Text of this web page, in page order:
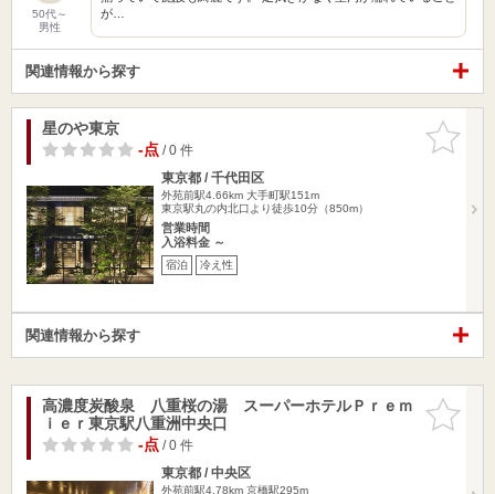
50代～
男性
が…
関連情報から探す
お気に入
りに追加
星のや東京
-点/ 0 件
東京都 / 千代田区
外苑前駅4.66km 大手町駅151m
東京駅丸の内北口より徒歩10分（850m）
営業時間
入浴料金 ～
宿泊 冷え性
関連情報から探す
お気に入
りに追加
高濃度炭酸泉 八重桜の湯 スーパーホテルＰｒｅｍ
ｉｅｒ東京駅八重洲中央口
-点/ 0 件
東京都 / 中央区
外苑前駅4.78km 京橋駅295m